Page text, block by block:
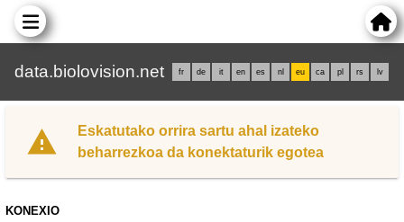
data.biolovision.net fr de it en es nl eu ca pl rs lv
Eskatutako orrira sartu ahal izateko
beharrezkoa da konektaturik egotea
KONEXIO